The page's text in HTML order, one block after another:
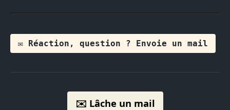
✉️ Réaction, question ? Envoie un mail
✉️ Lâche un mail